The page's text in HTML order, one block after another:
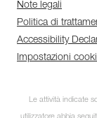
Note legali
Politica di
Accessibility
Impostazioni
Le attività indicate